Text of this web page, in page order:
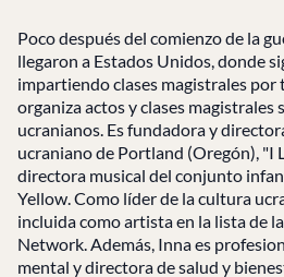
Poco después del comienzo de la
llegaron a Estados Unidos, donde
impartiendo clases magistrales por
organiza actos y clases magistrales
ucranianos. Es fundadora y
ucraniano de Portland (Oregón), "I
directora musical del conjunto
Yellow. Como líder de la cultura
incluida como artista en la lista de
Network. Además, Inna es
mental y directora de salud y